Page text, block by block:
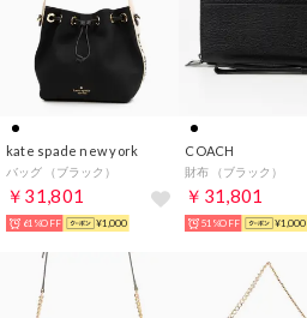
kate spade new york
バッグ （ブラック）
￥31,801
61%OFF ¥1,000
COACH
財布 （ブラック）
￥31,801
51%OFF ¥1,000